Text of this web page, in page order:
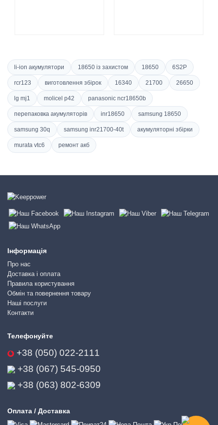
li-ion акумулятори 18650 із захистом 18650 6S2P
rcr123 виготовлення збірок 16340 21700 26650
lg mj1 molicel p42 panasonic ncr18650b
перепаковка акумуляторів inr18650 samsung 18650
samsung 30q samsung inr21700-40t акумуляторні збірки
murata vtc6 ремонт акб
Інформація
Про нас
Доставка і оплата
Правила користування
Обмін та повернення товару
Наші послуги
Контакти
Телефонуйте
+38 (050) 022-2111
+38 (067) 545-0950
+38 (063) 802-6309
Оплата / Доставка